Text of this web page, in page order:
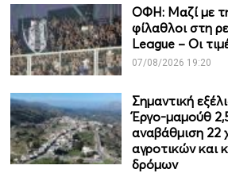
ΟΦΗ: Μαζί με
φίλαθλοι στη
League – Οι
07/08/2026 19:20
Σημαντική
Έργο-μαμούθ
αναβάθμιση 22
αγροτικών και
δρόμων